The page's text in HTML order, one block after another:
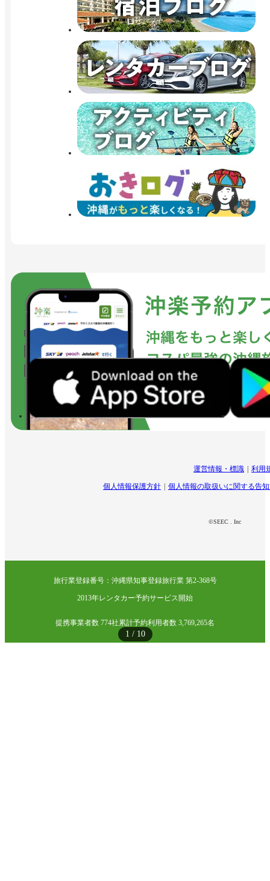
1 / 10
運営情報・標識 利用
個人情報保護方針 個人情報の取扱いに関する告
©SEEC . Inc
旅行業登録番号：沖縄県知事登録旅行業 第2-368号
2013年レンタカー予約サービス開始
提携事業者数 774社累計予約利用者数 3,769,265名